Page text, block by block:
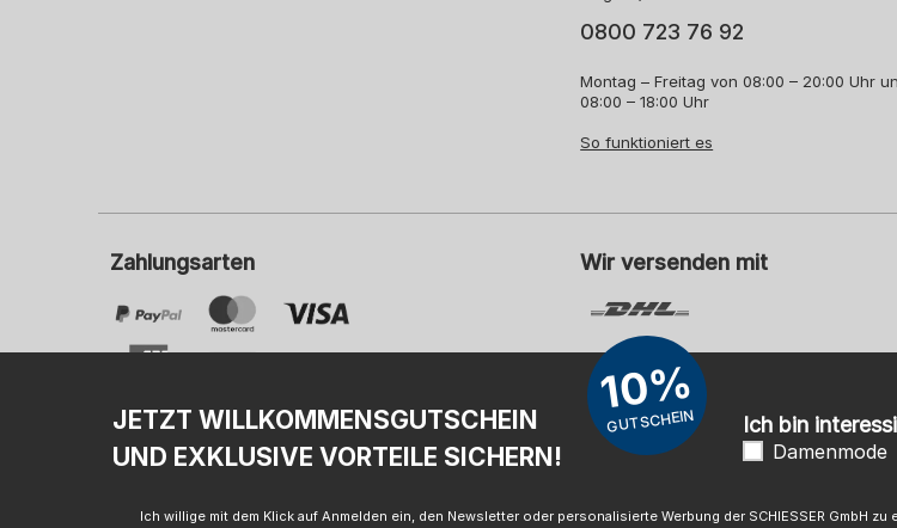
0800 723 76 92
Montag – Freitag von 08:00 – 20:00 Uhr
08:00 – 18:00 Uhr
So funktioniert es
Zahlungsarten Wir versenden mit
Impressum AGB Widerrufsrecht
JETZT WILLKOMMENSGUTSCHEIN
UND EXKLUSIVE VORTEILE SICHERN!
10%
GUTSCHEIN Ich bin
Damenmode
Ich willige mit dem Klick auf Anmelden ein, den Newsletter oder personalisierte Werbung der SCHIESSER GmbH